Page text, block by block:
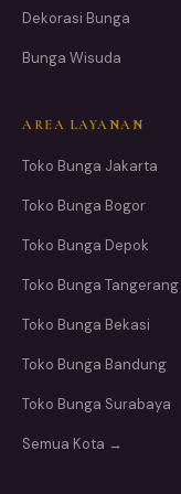
Dekorasi Bunga
Bunga Wisuda
AREA LAYANAN
Toko Bunga Jakarta
Toko Bunga Bogor
Toko Bunga Depok
Toko Bunga Tangerang
Toko Bunga Bekasi
Toko Bunga Bandung
Toko Bunga Surabaya
Semua Kota →